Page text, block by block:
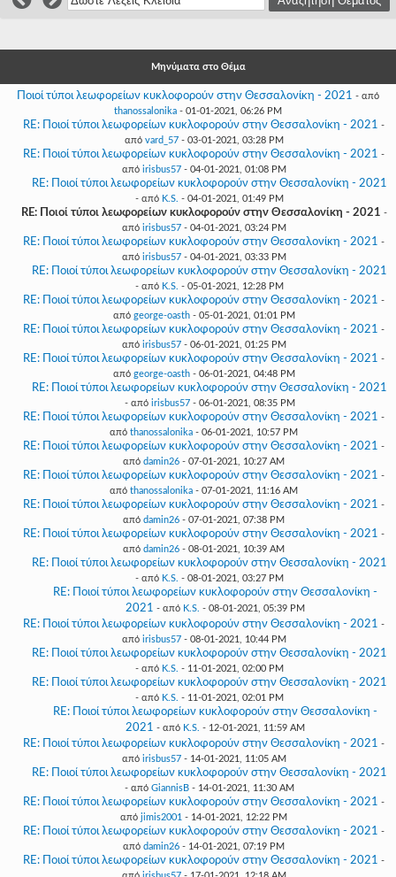
Γεια
Εγγραφή
Μηνύματα στο Θέμα
Ποιοί τύποι λεωφορείων κυκλοφορούν στην Θεσσαλονίκη - 2021 - από
thanossalonika - 01-01-2021, 06:26 PM
RE: Ποιοί τύποι λεωφορείων κυκλοφορούν στην Θεσσαλονίκη - 2021 -
από vard_57- 03-01-2021, 03:28 PM
RE: Ποιοί τύποι λεωφορείων κυκλοφορούν στην Θεσσαλονίκη - 2021 -
από irisbus57- 04-01-2021, 01:08 PM
RE: Ποιοί τύποι λεωφορείων κυκλοφορούν στην Θεσσαλονίκη - 2021
- από K.S. - 04-01-2021, 01:49 PM
RE: Ποιοί τύποι λεωφορείων κυκλοφορούν στην Θεσσαλονίκη - 2021 -
από irisbus57- 04-01-2021, 03:24 PM
RE: Ποιοί τύποι λεωφορείων κυκλοφορούν στην Θεσσαλονίκη - 2021 -
από irisbus57- 04-01-2021, 03:33 PM
RE: Ποιοί τύποι λεωφορείων κυκλοφορούν στην Θεσσαλονίκη - 2021
- από K.S. - 05-01-2021, 12:28 PM
RE: Ποιοί τύποι λεωφορείων κυκλοφορούν στην Θεσσαλονίκη - 2021 -
από george-oasth- 05-01-2021, 01:01 PM
RE: Ποιοί τύποι λεωφορείων κυκλοφορούν στην Θεσσαλονίκη - 2021 -
από irisbus57- 06-01-2021, 01:25 PM
RE: Ποιοί τύποι λεωφορείων κυκλοφορούν στην Θεσσαλονίκη - 2021 -
από george-oasth- 06-01-2021, 04:48 PM
RE: Ποιοί τύποι λεωφορείων κυκλοφορούν στην Θεσσαλονίκη - 2021
- από irisbus57- 06-01-2021, 08:35 PM
RE: Ποιοί τύποι λεωφορείων κυκλοφορούν στην Θεσσαλονίκη - 2021 -
από thanossalonika - 06-01-2021, 10:57 PM
RE: Ποιοί τύποι λεωφορείων κυκλοφορούν στην Θεσσαλονίκη - 2021 -
από damin26 - 07-01-2021, 10:27 AM
RE: Ποιοί τύποι λεωφορείων κυκλοφορούν στην Θεσσαλονίκη - 2021 -
από thanossalonika - 07-01-2021, 11:16 AM
RE: Ποιοί τύποι λεωφορείων κυκλοφορούν στην Θεσσαλονίκη - 2021 -
από damin26 - 07-01-2021, 07:38 PM
RE: Ποιοί τύποι λεωφορείων κυκλοφορούν στην Θεσσαλονίκη - 2021 -
από damin26 - 08-01-2021, 10:39 AM
RE: Ποιοί τύποι λεωφορείων κυκλοφορούν στην Θεσσαλονίκη - 2021
- από K.S. - 08-01-2021, 03:27 PM
RE: Ποιοί τύποι λεωφορείων κυκλοφορούν στην Θεσσαλονίκη -
2021 - από K.S. - 08-01-2021, 05:39 PM
RE: Ποιοί τύποι λεωφορείων κυκλοφορούν στην Θεσσαλονίκη - 2021 -
από irisbus57- 08-01-2021, 10:44 PM
RE: Ποιοί τύποι λεωφορείων κυκλοφορούν στην Θεσσαλονίκη - 2021
- από K.S. - 11-01-2021, 02:00 PM
RE: Ποιοί τύποι λεωφορείων κυκλοφορούν στην Θεσσαλονίκη - 2021
- από K.S. - 11-01-2021, 02:01 PM
RE: Ποιοί τύποι λεωφορείων κυκλοφορούν στην Θεσσαλονίκη -
2021 - από K.S. - 12-01-2021, 11:59 AM
RE: Ποιοί τύποι λεωφορείων κυκλοφορούν στην Θεσσαλονίκη - 2021 -
από irisbus57- 14-01-2021, 11:05 AM
RE: Ποιοί τύποι λεωφορείων κυκλοφορούν στην Θεσσαλονίκη - 2021
- από GiannisB - 14-01-2021, 11:30 AM
RE: Ποιοί τύποι λεωφορείων κυκλοφορούν στην Θεσσαλονίκη - 2021 -
από jimis2001 - 14-01-2021, 12:22 PM
RE: Ποιοί τύποι λεωφορείων κυκλοφορούν στην Θεσσαλονίκη - 2021 -
από damin26 - 14-01-2021, 07:19 PM
RE: Ποιοί τύποι λεωφορείων κυκλοφορούν στην Θεσσαλονίκη - 2021 -